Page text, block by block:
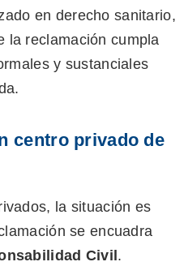
en derecho sanitario,
la reclamación cumpla
y sustanciales
centro privado de
la situación es
se encuadra
Civil .